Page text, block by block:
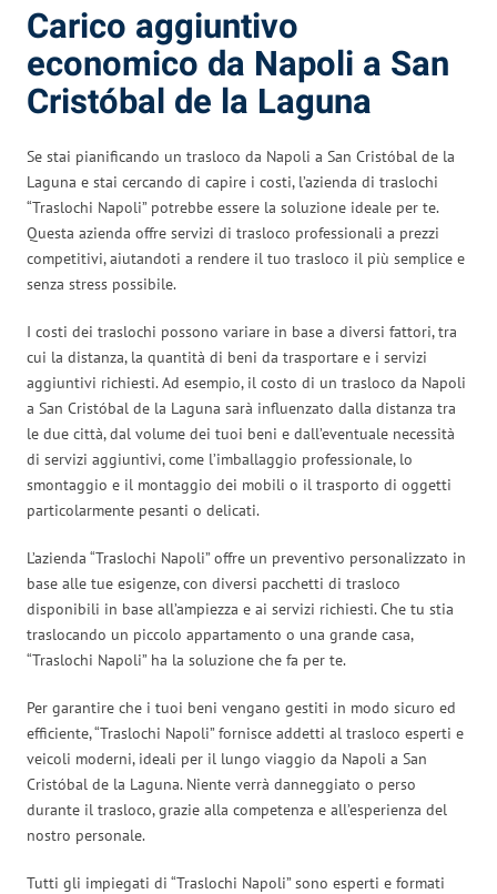
Carico aggiuntivo
economico da Napoli a San
Cristóbal de la Laguna
Se stai pianificando un trasloco da Napoli a San Cristóbal de la
Laguna e stai cercando di capire i costi, l’azienda di traslochi
“Traslochi Napoli” potrebbe essere la soluzione ideale per te.
Questa azienda offre servizi di trasloco professionali a prezzi
competitivi, aiutandoti a rendere il tuo trasloco il più semplice e
senza stress possibile.
I costi dei traslochi possono variare in base a diversi fattori, tra
cui la distanza, la quantità di beni da trasportare e i servizi
aggiuntivi richiesti. Ad esempio, il costo di un trasloco da Napoli
a San Cristóbal de la Laguna sarà influenzato dalla distanza tra
le due città, dal volume dei tuoi beni e dall’eventuale necessità
di servizi aggiuntivi, come l’imballaggio professionale, lo
smontaggio e il montaggio dei mobili o il trasporto di oggetti
particolarmente pesanti o delicati.
L’azienda “Traslochi Napoli” offre un preventivo personalizzato in
base alle tue esigenze, con diversi pacchetti di trasloco
disponibili in base all’ampiezza e ai servizi richiesti. Che tu stia
traslocando un piccolo appartamento o una grande casa,
“Traslochi Napoli” ha la soluzione che fa per te.
Per garantire che i tuoi beni vengano gestiti in modo sicuro ed
efficiente, “Traslochi Napoli” fornisce addetti al trasloco esperti e
veicoli moderni, ideali per il lungo viaggio da Napoli a San
Cristóbal de la Laguna. Niente verrà danneggiato o perso
durante il trasloco, grazie alla competenza e all’esperienza del
nostro personale.
Tutti gli impiegati di “Traslochi Napoli” sono esperti e formati